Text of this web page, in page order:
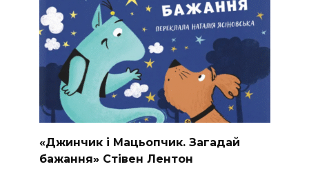
«Джинчик і Мацьопчик. Загадай
бажання» Стівен Лентон